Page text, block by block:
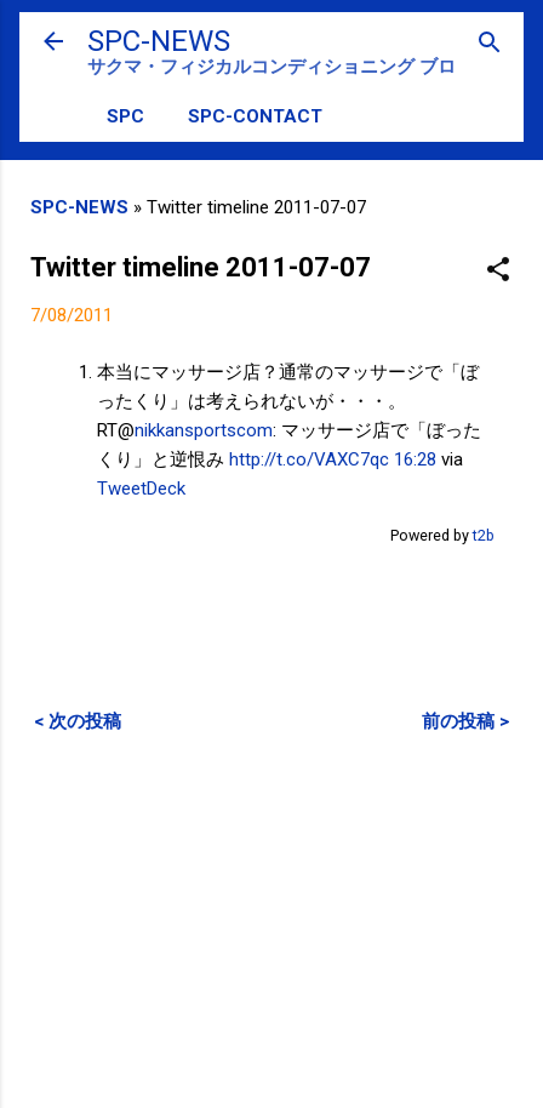
スキップしてメイン コンテンツに移動
SPC-NEWS
サクマ・フィジカルコンディショニング ブログ
SPC SPC-CONTACT
SPC-NEWS » Twitter timeline 2011-07-07
Twitter timeline 2011-07-07
7/08/2011
本当にマッサージ店？通常のマッサージで「ぼ
ったくり」は考えられないが・・・。
RT@nikkansportscom: マッサージ店で「ぼった
くり」と逆恨み http://t.co/VAXC7qc 16:28 via
TweetDeck
Powered byt2b
< 次の投稿 前の投稿 >